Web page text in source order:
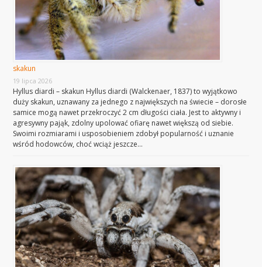
skakun
19 lipca 2026
Hyllus diardi – skakun Hyllus diardi (Walckenaer, 1837) to wyjątkowo
duży skakun, uznawany za jednego z największych na świecie – dorosłe
samice mogą nawet przekroczyć 2 cm długości ciała. Jest to aktywny i
agresywny pająk, zdolny upolować ofiarę nawet większą od siebie.
Swoimi rozmiarami i usposobieniem zdobył popularność i uznanie
wśród hodowców, choć wciąż jeszcze…